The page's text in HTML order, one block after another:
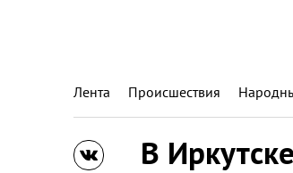
Лента Происшествия
В